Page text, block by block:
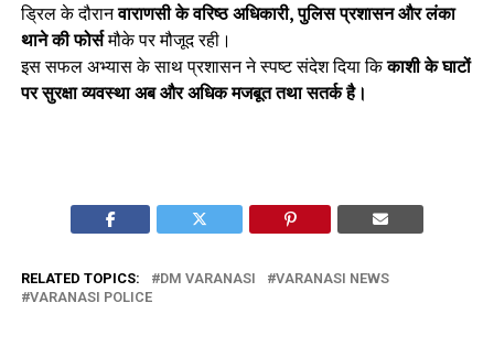
ड्रिल के दौरानवाराणसी के वरिष्ठ अधिकारी, पुलिस प्रशासन और लंका
थाने की फोर्समौके पर मौजूद रही।
इस सफल अभ्यास के साथ प्रशासन ने स्पष्ट संदेश दिया किकाशी के घाटों
पर सुरक्षा व्यवस्था अब और अधिक मजबूत तथा सतर्क है।
RELATED TOPICS: DM VARANASI
VARANASI NEWS
VARANASI POLICE